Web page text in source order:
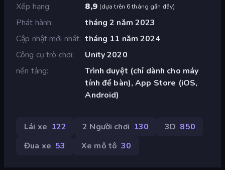
Xếp hạng
8,9 (dựa trên 6 tháng gần đây)
Phát hành
tháng 2 năm 2023
Cập nhật mới nhất tháng 11 năm 2024
Công cụ trò chơi
Unity 2020
nền tảng
Trình duyệt (chỉ dành cho máy
tính để bàn), App Store (iOS,
Android)
Lái xe 122 2 Người chơi 130 3D 850
Đua xe 53 Xe mô tô 30